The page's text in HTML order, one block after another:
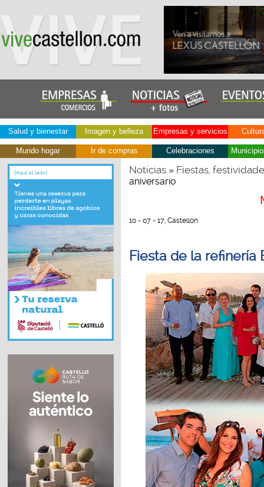
Salud y bienestar Imagen y belleza Empresas y servicios
Mundo hogar Ir de compras Celebraciones
Noticias» Fiestas,
aniversario
10 - 07 - 17, Castellón
Fiesta de la refinería